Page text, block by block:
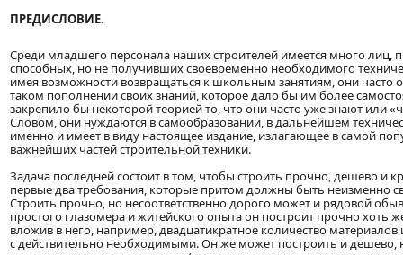
ПРЕДИСЛОВИЕ.
Среди младшего персонала наших строителей имеется много лиц,
способных, но не получивших своевременно необходимого
имея возможности возвращаться к школьным занятиям, они часто
таком пополнении своих знаний, которое дало бы им более
закрепило бы некоторой теорией то, что они часто уже знают или
Словом, они нуждаются в самообразовании, в дальнейшем
именно и имеет в виду настоящее издание, излагающее в самой
важнейших частей строительной техники.
Задача последней состоит в том, чтобы строить прочно, дешево и
первые два требования, которые притом должны быть неизменно
Строить прочно, но несоответственно дорого может и рядовой
простого глазомера и житейского опыта он построит прочно хоть
вложив в него, например, двадцатикратное количество материалов
с действительно необходимыми. Он же может построить и дешево,